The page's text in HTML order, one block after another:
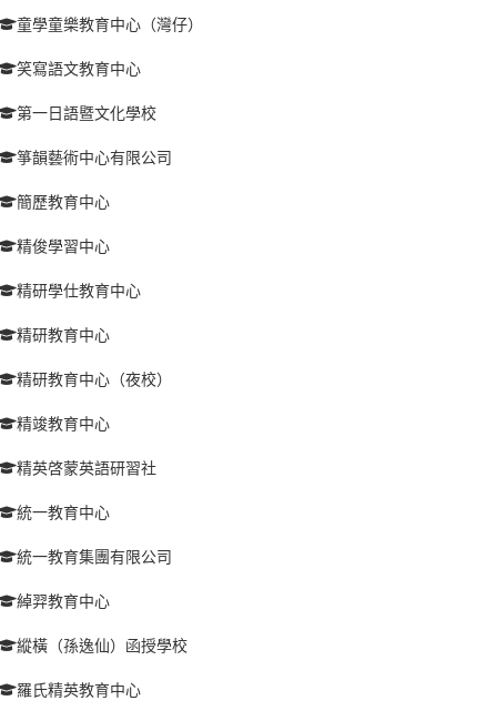
童學童樂教育中心（灣仔）
笑寫語文教育中心
第一日語暨文化學校
箏韻藝術中心有限公司
簡歷教育中心
精俊學習中心
精研學仕教育中心
精研教育中心
精研教育中心（夜校）
精竣教育中心
精英啓蒙英語研習社
統一教育中心
統一教育集團有限公司
綽羿教育中心
縱橫（孫逸仙）函授學校
羅氏精英教育中心